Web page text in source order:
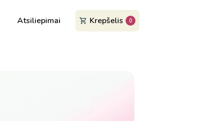
Atsiliepimai Krepšelis 0